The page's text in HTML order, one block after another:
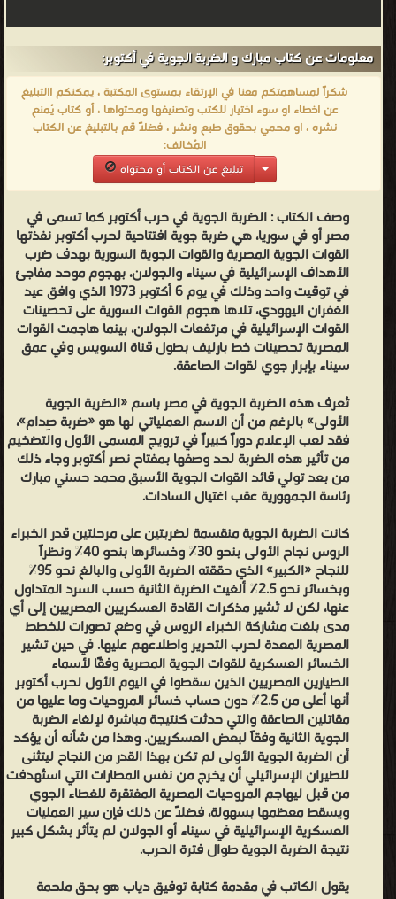
معلومات عن كتاب مبارك و الضربة الجوية في أكتوبر:
شكراً لمساهمتكم معنا في الإرتقاء بمستوى المكتبة ، يمكنكم االتبليغ
عن اخطاء او سوء اختيار للكتب وتصنيفها ومحتواها ، أو كتاب يُمنع
نشره ، او محمي بحقوق طبع ونشر ، فضلاً قم بالتبليغ عن الكتاب
المُخالف:
تبليغ عن الكتاب أو محتواه
وصف الكتاب :الضربة الجوية في حرب أكتوبر كما تسمى في
مصر أو في سوريا، هي ضربة جوية افتتاحية لحرب أكتوبر نفذتها
القوات الجوية المصرية والقوات الجوية السورية بهدف ضرب
الأهداف الإسرائيلية في سيناء والجولان، بهجوم موحد مفاجئ
في توقيت واحد وذلك في يوم 6 أكتوبر 1973 الذي وافق عيد
الغفران اليهودي، تلاها هجوم القوات السورية على تحصينات
القوات الإسرائيلية في مرتفعات الجولان، بينما هاجمت القوات
المصرية تحصينات خط بارليف بطول قناة السويس وفي عمق
سيناء بإبرار جوي لقوات الصاعقة.
تُعرف هذه الضربة الجوية في مصر باسم «الضربة الجوية
الأولى» بالرغم من أن الاسم العملياتي لها هو «ضربة صِدام»،
فقد لعب الإعلام دوراً كبيراً في ترويج المسمى الأول والتضخيم
من تأثير هذه الضربة لحد وصفها بمفتاح نصر أكتوبر وجاء ذلك
من بعد تولي قائد القوات الجوية الأسبق محمد حسني مبارك
رئاسة الجمهورية عقب اغتيال السادات.
كانت الضربة الجوية منقسمة لضربتين على مرحلتين قدر الخبراء
الروس نجاح الأولى بنحو 30% وخسائرها بنحو 40% ونظراً
للنجاح «الكبير» الذي حققته الضربة الأولى والبالغ نحو 95%
وبخسائر نحو 2.5% ألغيت الضربة الثانية حسب السرد المتداول
عنها، لكن لا تُشير مذكرات القادة العسكريين المصريين إلى أي
مدى بلغت مشاركة الخبراء الروس في وضع تصورات للخطط
المصرية المعدة لحرب التحرير واطلاعهم عليها. في حين تشير
الخسائر العسكرية للقوات الجوية المصرية وفقًا لأسماء
الطيارين المصريين الذين سقطوا في اليوم الأول لحرب أكتوبر
أنها أعلى من 2.5% دون حساب خسائر المروحيات وما عليها من
مقاتلين الصاعقة والتي حدثت كنتيجة مباشرة لإلغاء الضربة
الجوية الثانية وفقاً لبعض العسكريين. وهذا من شأنه أن يؤكد
أن الضربة الجوية الأولى لم تكن بهذا القدر من النجاح ليتثنى
للطيران الإسرائيلي أن يخرج من نفس المطارات التي استُهدفت
من قبل ليهاجم المروحيات المصرية المفتقرة للغطاء الجوي
ويسقط معظمها بسهولة، فضلاً عن ذلك فإن سير العمليات
العسكرية الإسرائيلية في سيناء أو الجولان لم يتأثر بشكل كبير
نتيجة الضربة الجوية طوال فترة الحرب.
يقول الكاتب في مقدمة كتابة توفيق دياب هو بحق ملحمة